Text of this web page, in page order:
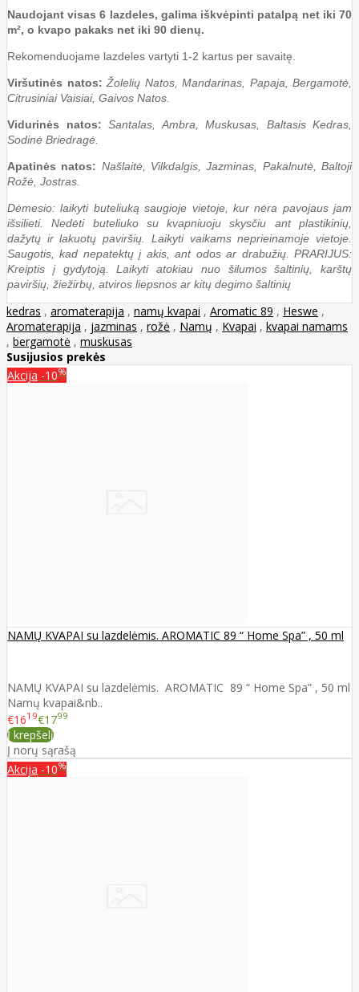
Naudojant visas 6 lazdeles, galima iškvėpinti patalpą net iki 70
m², o kvapo pakaks net iki 90 dienų.
Rekomenduojame lazdeles vartyti 1-2 kartus per savaitę.
Viršutinės natos: Žolelių Natos, Mandarinas, Papaja, Bergamotė,
Citrusiniai Vaisiai, Gaivos Natos.
Vidurinės natos: Santalas, Ambra, Muskusas, Baltasis Kedras,
Sodinė Briedragė.
Apatinės natos: Našlaitė, Vilkdalgis, Jazminas, Pakalnutė, Baltoji
Rožė, Jostras.
Dėmesio: laikyti buteliuką saugioje vietoje, kur nėra pavojaus jam
išsilieti. Nedėti buteliuko su kvapniuoju skysčiu ant plastikinių,
dažytų ir lakuotų paviršių. Laikyti vaikams neprieinamoje vietoje.
Saugotis, kad nepatektų į akis, ant odos ar drabužių. PRARIJUS:
Kreiptis į gydytoją. Laikyti atokiau nuo šilumos šaltinių, karštų
paviršių, žiežirbų, atviros liepsnos ar kitų degimo šaltinių
kedras , aromaterapija , namų kvapai , Aromatic 89 , Heswe ,
Aromaterapija , jazminas , rožė , Namų , Kvapai , kvapai namams
, bergamotė , muskusas
Susijusios prekės
Akcija -10%
NAMŲ KVAPAI su lazdelėmis. AROMATIC 89 “ Home Spa” , 50 ml
NAMŲ KVAPAI su lazdelėmis. AROMATIC 89 “ Home Spa” , 50 ml
Namų kvapai&nb..
€1619€1799
Į krepšelį
Į norų sąrašą
Akcija -10%